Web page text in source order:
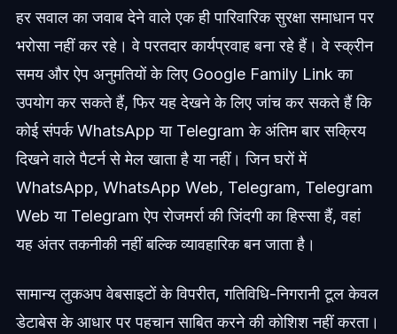
हर सवाल का जवाब देने वाले एक ही पारिवारिक सुरक्षा समाधान पर
भरोसा नहीं कर रहे। वे परतदार कार्यप्रवाह बना रहे हैं। वे स्क्रीन
समय और ऐप अनुमतियों के लिए Google Family Link का
उपयोग कर सकते हैं, फिर यह देखने के लिए जांच कर सकते हैं कि
कोई संपर्क WhatsApp या Telegram के अंतिम बार सक्रिय
दिखने वाले पैटर्न से मेल खाता है या नहीं। जिन घरों में
WhatsApp, WhatsApp Web, Telegram, Telegram
Web या Telegram ऐप रोजमर्रा की जिंदगी का हिस्सा हैं, वहां
यह अंतर तकनीकी नहीं बल्कि व्यावहारिक बन जाता है।
सामान्य लुकअप वेबसाइटों के विपरीत, गतिविधि-निगरानी टूल केवल
डेटाबेस के आधार पर पहचान साबित करने की कोशिश नहीं करता।